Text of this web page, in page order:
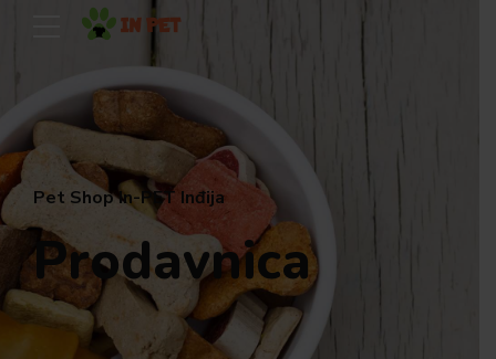
Pet Shop In-PET Inđija
Prodavnica